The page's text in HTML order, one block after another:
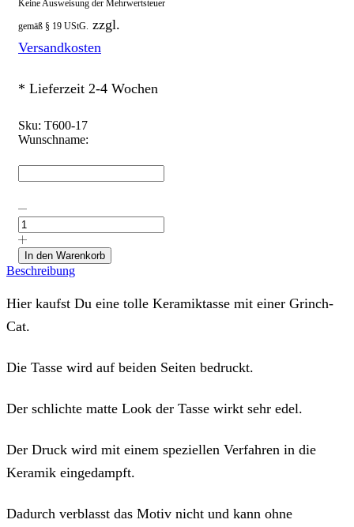
Keine Ausweisung der Mehrwertsteuer
gemäß § 19 UStG. zzgl.
Versandkosten
* Lieferzeit 2-4 Wochen
Sku: T600-17
Wunschname:
Tasse
Cat-
2",
personalisierbar
Menge
In den Warenkorb
Beschreibung
Hier kaufst Du eine tolle Keramiktasse mit einer Grinch-
Cat.
Die Tasse wird auf beiden Seiten bedruckt.
Der schlichte matte Look der Tasse wirkt sehr edel.
Der Druck wird mit einem speziellen Verfahren in die
Keramik eingedampft.
Dadurch verblasst das Motiv nicht und kann ohne